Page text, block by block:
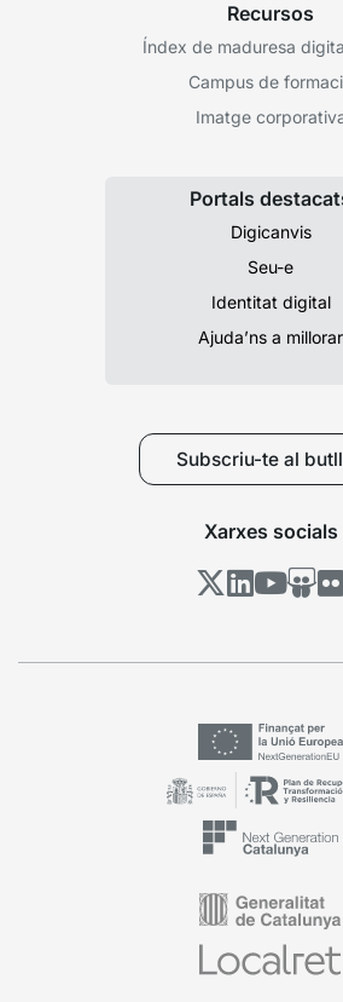
Et pot interessar
Estat dels serveis
Condicions de prestació
Balanç AOC 2025
Recursos
Índex de maduresa
Campus de formació
Imatge corporativa
Digicanvis
Seu-e
Identitat digital
Xarxes socials